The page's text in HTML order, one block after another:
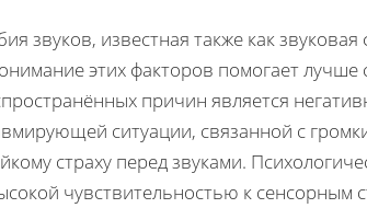
звуков, известная также как
этих факторов помогает
причин является
ситуации, связанной с
страху перед звуками.
чувствительностью к сенсорным